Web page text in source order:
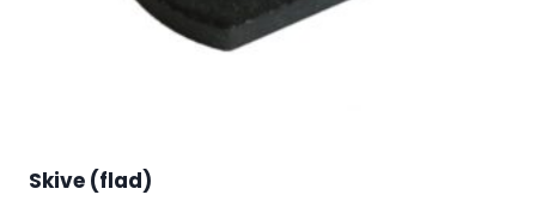
Skive (flad)